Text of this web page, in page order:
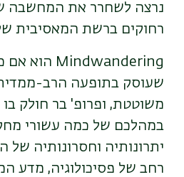
נרצה לשחרר את המחשבה
רחוקים ברשת המאסיבית של
Mindwandering הוא אם
שעוסק בתופעה הרב-
משוטטת, ופרופ' בר חולק
במהלכם של כמה עשורי
יתרונותיה וחסרונותיה
רחב של פסיכולוגיה, מדע